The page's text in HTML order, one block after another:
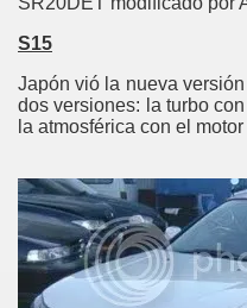
S15
Japón vió la nueva
dos versiones: la turbo
la atmosférica con el